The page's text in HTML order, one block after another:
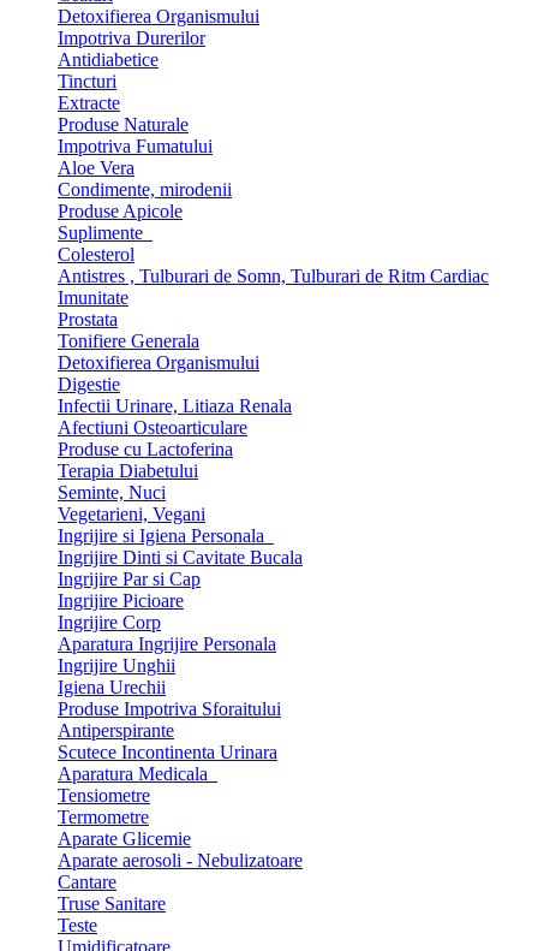
Detoxifierea Organismului
Impotriva Durerilor
Antidiabetice
Tincturi
Extracte
Produse Naturale
Impotriva Fumatului
Aloe Vera
Condimente, mirodenii
Produse Apicole
Suplimente
Colesterol
Antistres , Tulburari de Somn, Tulburari de Ritm Cardiac
Imunitate
Prostata
Tonifiere Generala
Detoxifierea Organismului
Digestie
Infectii Urinare, Litiaza Renala
Afectiuni Osteoarticulare
Produse cu Lactoferina
Terapia Diabetului
Seminte, Nuci
Vegetarieni, Vegani
Ingrijire si Igiena Personala
Ingrijire Dinti si Cavitate Bucala
Ingrijire Par si Cap
Ingrijire Picioare
Ingrijire Corp
Aparatura Ingrijire Personala
Ingrijire Unghii
Igiena Urechii
Produse Impotriva Sforaitului
Antiperspirante
Scutece Incontinenta Urinara
Aparatura Medicala
Tensiometre
Termometre
Aparate Glicemie
Aparate aerosoli - Nebulizatoare
Cantare
Truse Sanitare
Teste
Umidificatoare